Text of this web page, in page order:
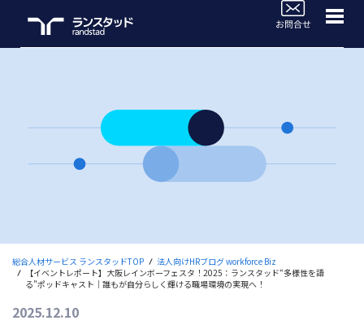
総合人材サービス ランスタッドTOP
法人向けHRブログ workforce Biz
【イベントレポート】大阪レインボーフェスタ！2025：ランスタッド“多様性を語
る”ポッドキャスト｜誰もが自分らしく輝ける職場環境の実現へ！
2025.12.10
WorkforceBiz
ブログTOP
活用事例
お役立ち情報